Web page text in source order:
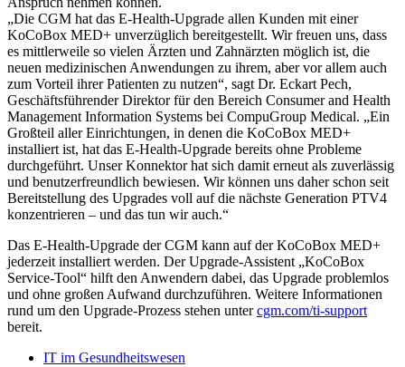
„Die CGM hat das E-Health-Upgrade allen Kunden mit einer
KoCoBox MED+ unverzüglich bereitgestellt. Wir freuen uns, dass
es mittlerweile so vielen Ärzten und Zahnärzten möglich ist, die
neuen medizinischen Anwendungen zu ihrem, aber vor allem auch
zum Vorteil ihrer Patienten zu nutzen“, sagt Dr. Eckart Pech,
Geschäftsführender Direktor für den Bereich Consumer and Health
Management Information Systems bei CompuGroup Medical. „Ein
Großteil aller Einrichtungen, in denen die KoCoBox MED+
installiert ist, hat das E-Health-Upgrade bereits ohne Probleme
durchgeführt. Unser Konnektor hat sich damit erneut als zuverlässig
und benutzerfreundlich bewiesen. Wir können uns daher schon seit
Bereitstellung des Upgrades voll auf die nächste Generation PTV4
konzentrieren – und das tun wir auch.“
Das E-Health-Upgrade der CGM kann auf der KoCoBox MED+
jederzeit installiert werden. Der Upgrade-Assistent „KoCoBox
Service-Tool“ hilft den Anwendern dabei, das Upgrade problemlos
und ohne großen Aufwand durchzuführen. Weitere Informationen
rund um den Upgrade-Prozess stehen untercgm.com/ti-support
bereit.
IT im Gesundheitswesen